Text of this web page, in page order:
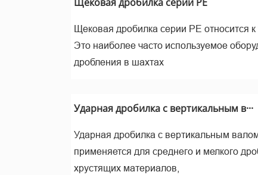
Щековая дробилка серии PE относится
Это наиболее часто используемое
дробления в шахтах
Ударная дробилка с вертикальным в···
Ударная дробилка с вертикальным
применяется для среднего и мелкого
хрустящих материалов,